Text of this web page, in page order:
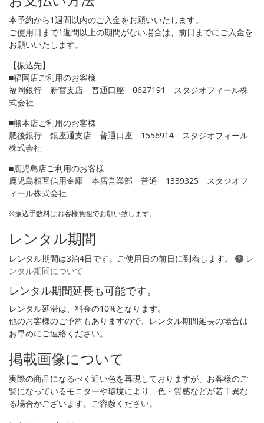
本予約から1週間以内のご入金をお願いいたします。
ご使用日まで1週間以上の期間がない場合は、前日までにご入金を
お願いいたします。
【振込先】
■福岡店ご利用のお客様
福岡銀行 新宮支店 普通口座 0627191 スタジオフィール株
式会社
■熊本店ご利用のお客様
肥後銀行 銀座通支店 普通口座 1556914 スタジオフィール
株式会社
■鹿児島店ご利用のお客様
鹿児島相互信用金庫 本店営業部 普通 1339325 スタジオフ
ィール株式会社
※振込手数料はお客様負担でお願い致します。
レンタル期間
レンタル期間は3泊4日です。ご使用日の前日に到着します。
レ
ンタル期間について
レンタル期間延長も可能です。
レンタル延滞は、料金の10%となります。
他のお客様のご予約もありますので、レンタル期間延長の場合は
お早めにご連絡ください。
掲載画像について
実際の商品になるべく近い色を再現しておりますが、お客様のご
覧になっているモニターや環境により、色・質感などが若干異な
る場合がございます。ご容赦ください。